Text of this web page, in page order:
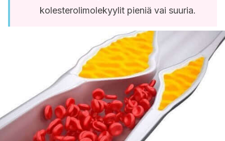
kolesterolimolekyylit pieniä vai suuria.